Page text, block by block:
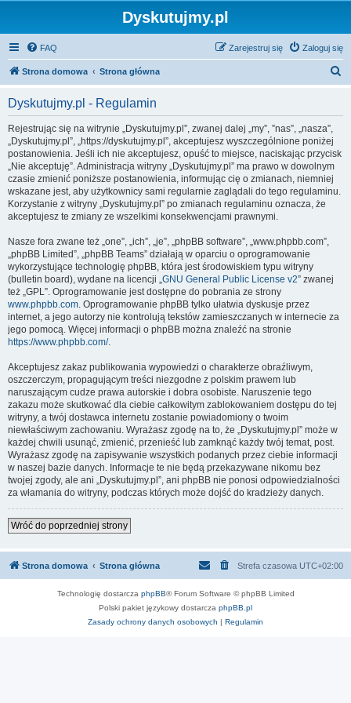
Dyskutujmy.pl
FAQ Zaloguj się
Zarejestruj się
Strona domowa Strona główna
Dyskutujmy.pl - Regulamin
Rejestrując się na witrynie „Dyskutujmy.pl”, zwanej dalej „my”, ”nas”, „nasza”,
„Dyskutujmy.pl”, „https://dyskutujmy.pl”, akceptujesz wyszczególnione poniżej
postanowienia. Jeśli ich nie akceptujesz, opuść to miejsce, naciskając przycisk
„Nie akceptuję”. Administracja witryny „Dyskutujmy.pl” ma prawo w dowolnym
czasie zmienić poniższe postanowienia, informując cię o zmianach, niemniej
wskazane jest, aby użytkownicy sami regularnie zaglądali do tego regulaminu.
Korzystanie z witryny „Dyskutujmy.pl” po zmianach regulaminu oznacza, że
akceptujesz te zmiany ze wszelkimi konsekwencjami prawnymi.
Nasze fora zwane też „one”, „ich”, „je”, „phpBB software”, „www.phpbb.com”,
„phpBB Limited”, „phpBB Teams” działają w oparciu o oprogramowanie
wykorzystujące technologię phpBB, która jest środowiskiem typu witryny
(bulletin board), wydane na licencji „GNU General Public License v2” zwanej
też „GPL”. Oprogramowanie jest dostępne do pobrania ze strony
www.phpbb.com. Oprogramowanie phpBB tylko ułatwia dyskusje przez
internet, a jego autorzy nie kontrolują tekstów zamieszczanych w internecie za
jego pomocą. Więcej informacji o phpBB można znaleźć na stronie
https://www.phpbb.com/.
Akceptujesz zakaz publikowania wypowiedzi o charakterze obraźliwym,
oszczerczym, propagującym treści niezgodne z polskim prawem lub
naruszającym cudze prawa autorskie i dobra osobiste. Naruszenie tego
zakazu może skutkować dla ciebie całkowitym zablokowaniem dostępu do tej
witryny, a twój dostawca internetu zostanie powiadomiony o twoim
niewłaściwym zachowaniu. Wyrażasz zgodę na to, że „Dyskutujmy.pl” może w
każdej chwili usunąć, zmienić, przenieść lub zamknąć każdy twój temat, post.
Wyrażasz zgodę na zapisywanie wszystkich podanych przez ciebie informacji
w naszej bazie danych. Informacje te nie będą przekazywane nikomu bez
twojej zgody, ale ani „Dyskutujmy.pl”, ani phpBB nie ponosi odpowiedzialności
za włamania do witryny, podczas których może dojść do kradzieży danych.
Wróć do poprzedniej strony
Strona domowa Strona główna Strefa czasowa UTC+02:00
Technologię dostarcza phpBB® Forum Software © phpBB Limited
Polski pakiet językowy dostarcza phpBB.pl
Zasady ochrony danych osobowych | Regulamin